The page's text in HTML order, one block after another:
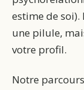
estime de
une pilule,
votre profil.
Notre